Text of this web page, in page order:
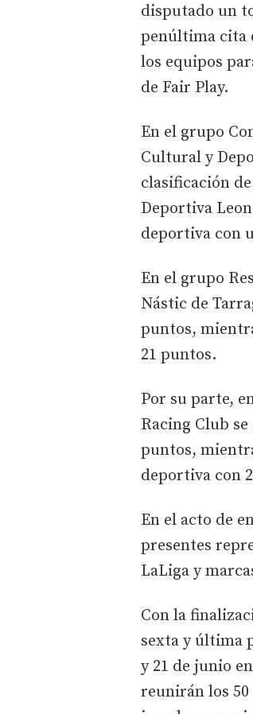
disputado un
penúltima cita
los equipos
de Fair Play.
En el grupo
Cultural y
clasificación
Deportiva
deportiva con
En el grupo
Nástic de
puntos,
21 puntos.
Por su parte,
Racing Club
puntos,
deportiva con
En el acto de
presentes
LaLiga y
Con la
sexta y última
y 21 de junio
reunirán los